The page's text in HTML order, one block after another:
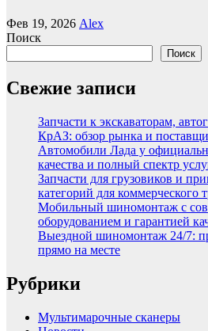
Фев 19, 2026 Alex
Поиск
Поиск
Свежие записи
Запчасти к экскаваторам,
КрАЗ: обзор рынка и
Автомобили Лада у
качества и полный спектр
Запчасти для грузовиков и
категорий для коммерческого
Мобильный шиномонтаж с
оборудованием и гарантией
Выездной шиномонтаж 24/7:
прямо на месте
Рубрики
Мультимарочные сканеры